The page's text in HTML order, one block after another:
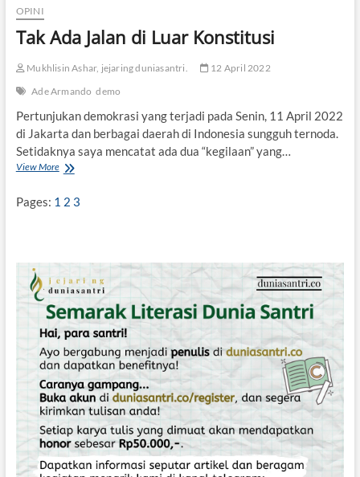
A
I
OPINI
Tak Ada Jalan di Luar Konstitusi
Mukhlisin Ashar, jejaring duniasantri.
12 April 2022
Ade Armando demo
Pertunjukan demokrasi yang terjadi pada Senin, 11 April 2022
di Jakarta dan berbagai daerah di Indonesia sungguh ternoda.
Setidaknya saya mencatat ada dua “kegilaan” yang…
View MoreT
A
l
a
n
d
i
L
u
a
r
K
o
n
s
t
Pages: 1 2 3